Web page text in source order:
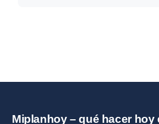
Miplanhoy – qué hacer hoy